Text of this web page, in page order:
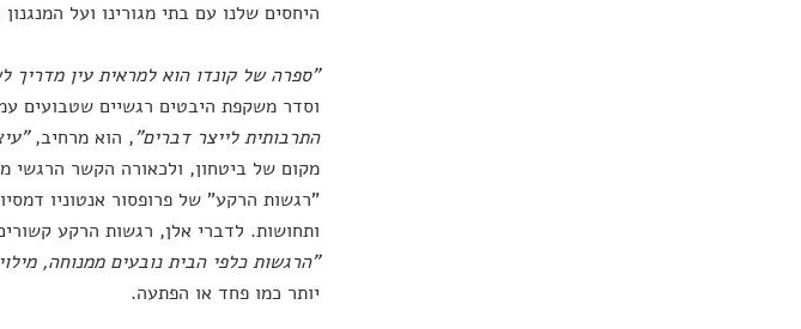
היחסים שלנו עם בתי מגורינו ועל
"ספרה של קונדו הוא למראית עין מדריך
וסדר משקפת היבטים רגשיים שטבועים
התרבותית לייצר דברים", הוא מרחיב,
מקום של ביטחון, ולכאורה הקשר הרגשי
"רגשות הרקע" של פרופסור אנטוניו
ותחושות. לדברי אלן, רגשות הרקע
"הרגשות כלפי הבית נובעים ממנוחה,
יותר כמו פחד או הפתעה.